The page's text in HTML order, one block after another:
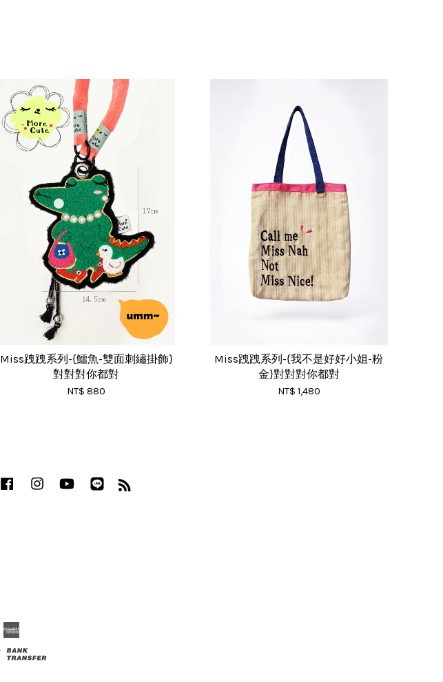
Miss跩跩系列-{鱷魚-雙面刺繡掛飾}
對對對你都對
NT$ 880
Miss跩跩系列-{我不是好好小姐-粉
金}對對對你都對
NT$ 1,480
Facebook InstagramYouTube Line
Master